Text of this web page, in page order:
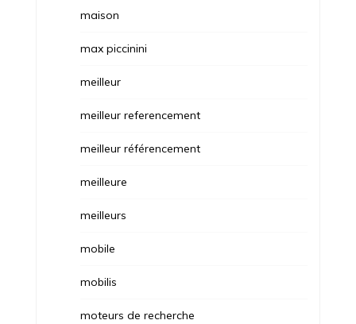
maison
max piccinini
meilleur
meilleur referencement
meilleur référencement
meilleure
meilleurs
mobile
mobilis
moteurs de recherche